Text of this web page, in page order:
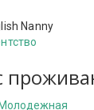
Nanny